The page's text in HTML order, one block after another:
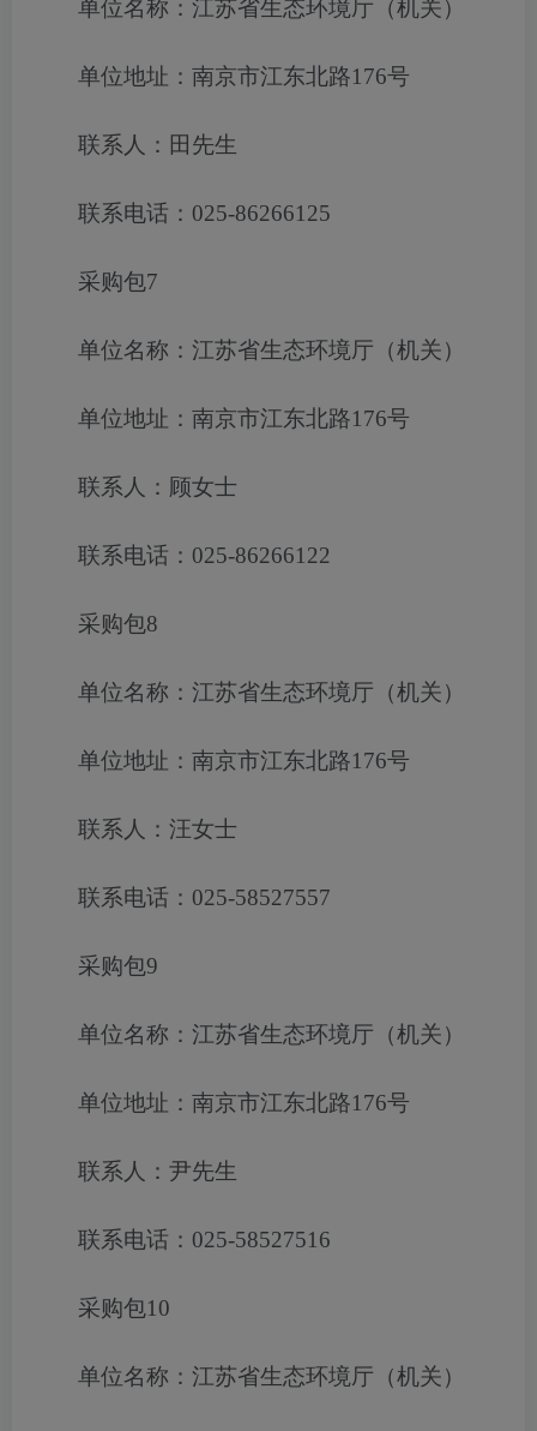
单位名称：江苏省生态环境厅（机关）
单位地址：南京市江东北路176号
联系人：田先生
联系电话：025-86266125
采购包7
单位名称：江苏省生态环境厅（机关）
单位地址：南京市江东北路176号
联系人：顾女士
联系电话：025-86266122
采购包8
单位名称：江苏省生态环境厅（机关）
单位地址：南京市江东北路176号
联系人：汪女士
联系电话：025-58527557
采购包9
单位名称：江苏省生态环境厅（机关）
单位地址：南京市江东北路176号
联系人：尹先生
联系电话：025-58527516
采购包10
单位名称：江苏省生态环境厅（机关）